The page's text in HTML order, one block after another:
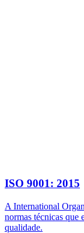
ISO 9001: 2015
A International
normas técnicas que
qualidade.